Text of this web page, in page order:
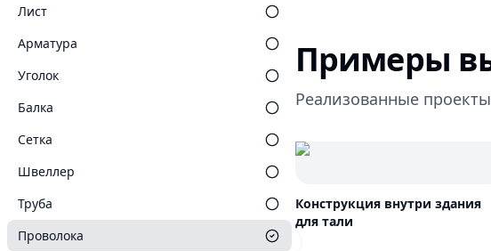
Лист
Арматура
Уголок
Балка
Сетка
Швеллер
Труба
Проволока
Примеры
Реализованные
Конструкция внутри здания
для тали